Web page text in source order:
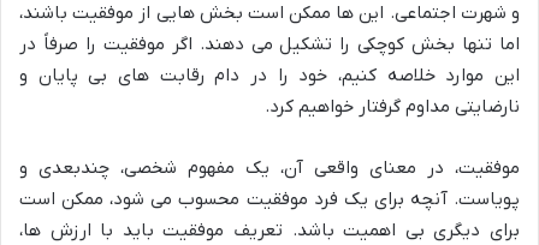
و شهرت اجتماعی. این ها ممکن است بخش هایی از موفقیت باشند،
اما تنها بخش کوچکی را تشکیل می دهند. اگر موفقیت را صرفاً در
این موارد خلاصه کنیم، خود را در دام رقابت های بی پایان و
نارضایتی مداوم گرفتار خواهیم کرد.
موفقیت، در معنای واقعی آن، یک مفهوم شخصی، چندبعدی و
پویاست. آنچه برای یک فرد موفقیت محسوب می شود، ممکن است
برای دیگری بی اهمیت باشد. تعریف موفقیت باید با ارزش ها،